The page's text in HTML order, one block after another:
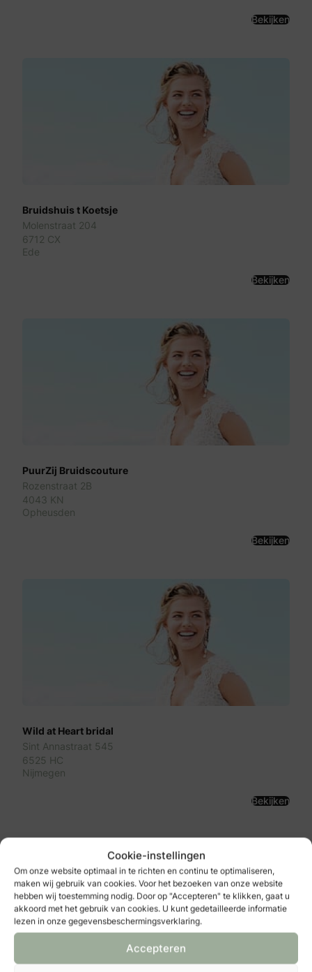
Cookie-instellingen
Om onze website optimaal in te richten en continu te optimaliseren,
maken wij gebruik van cookies. Voor het bezoeken van onze website
hebben wij toestemming nodig. Door op "Accepteren" te klikken, gaat u
akkoord met het gebruik van cookies. U kunt gedetailleerde informatie
lezen in onze gegevensbeschermingsverklaring.
Accepteren
Bekijken
Bruidshuis t Koetsje
Molenstraat 204
6712 CX
Ede
Bekijken
PuurZij Bruidscouture
Rozenstraat 2B
4043 KN
Opheusden
Bekijken
Wild at Heart bridal
Sint Annastraat 545
6525 HC
Nijmegen
Bekijken